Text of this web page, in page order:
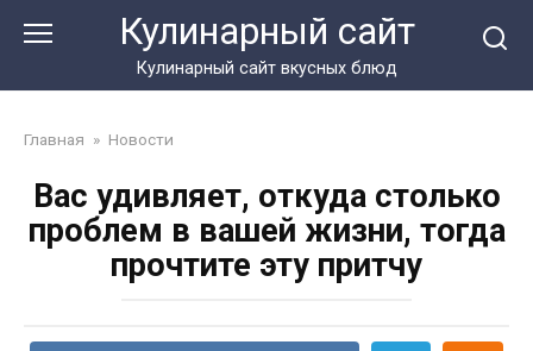
Кулинарный сайт
Кулинарный сайт вкусных блюд
Главная » Новости
Вас удивляет, откуда столько
проблем в вашей жизни, тогда
прочтите эту притчу